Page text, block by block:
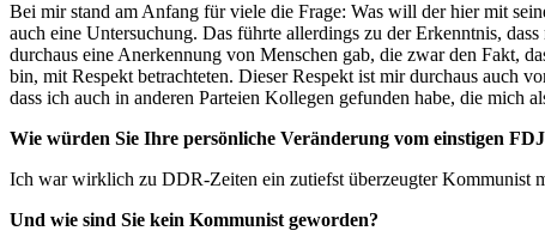
Bei mir stand am Anfang für viele die Frage: Was will der hier mit
auch eine Untersuchung. Das führte allerdings zu der Erkenntnis,
durchaus eine Anerkennung von Menschen gab, die zwar den Fakt,
bin, mit Respekt betrachteten. Dieser Respekt ist mir durchaus auch
dass ich auch in anderen Parteien Kollegen gefunden habe, die mich
Wie würden Sie Ihre persönliche Veränderung vom einstigen
Ich war wirklich zu DDR-Zeiten ein zutiefst überzeugter Kommunist
Und wie sind Sie kein Kommunist geworden?